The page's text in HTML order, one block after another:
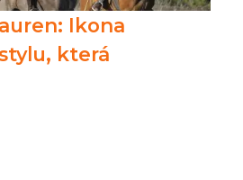
Ikona
která